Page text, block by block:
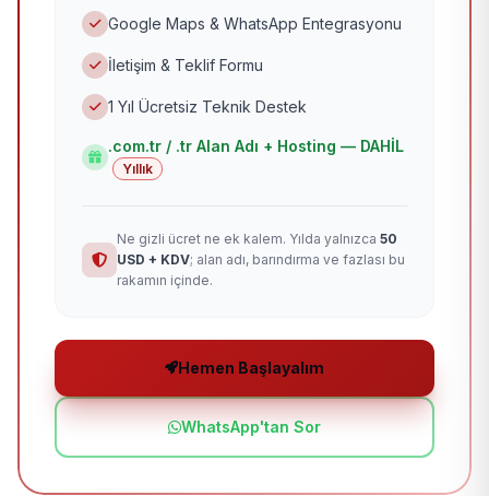
Google Maps & WhatsApp Entegrasyonu
İletişim & Teklif Formu
1 Yıl Ücretsiz Teknik Destek
.com.tr / .tr Alan Adı + Hosting — DAHİL
Yıllık
Ne gizli ücret ne ek kalem. Yılda yalnızca 50
USD + KDV; alan adı, barındırma ve fazlası bu
rakamın içinde.
Hemen Başlayalım
WhatsApp'tan Sor